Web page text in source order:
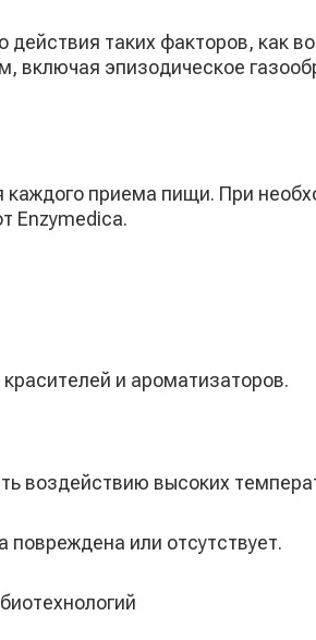
таких факторов, как
эпизодическое
каждого приема пищи. При
Enzymedica.
и ароматизаторов.
воздействию высоких
или отсутствует.